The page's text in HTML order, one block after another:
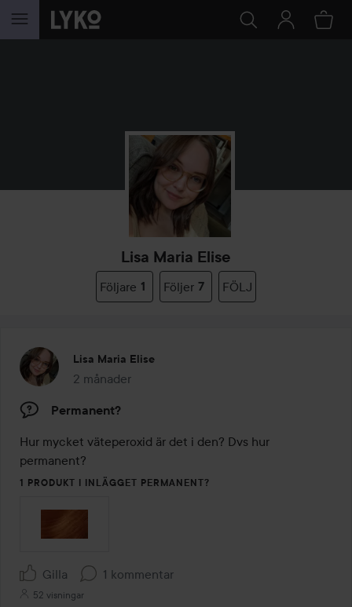
HOPPA TILL INNEHÅLLET
Lisa Maria Elise
Följare 1 Följer 7 FÖLJ
Lisa Maria Elise
2 månader
Inlägget skapades 2 månader
Permanent?
Hur mycket väteperoxid är det i den? Dvs hur
permanent?
1 PRODUKT I INLÄGGET PERMANENT?
Gilla 1 kommentar
52 visningar